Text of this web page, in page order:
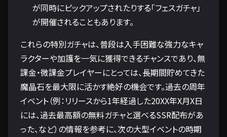
が同時にピックアップされたりする「フェスガチャ」
が開催されることもあります。
これらの特別ガチャは、普段は入手困難な強力なキャ
ラクターや加護を一気に獲得できるチャンスであり、無
課金・微課金プレイヤーにとっては、長期間貯めてきた
魔晶石を最大限に活かす絶好の機会です。過去の周年
イベント（例：リリースから1年経過した20XX年X月X日
には、過去最高額の無料ガチャと選べるSSR配布があ
った、など）の情報を参考に、次の大型イベントの時期